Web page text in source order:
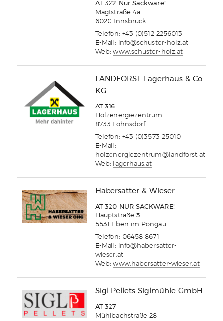
AT 322 Nur Sackware!
Magtstraße 4a
6020 Innsbruck
Telefon: +43 (0)512 2256013
E-Mail: info@schuster-holz.at
Web:www.schuster-holz.at
LANDFORST Lagerhaus & Co.
KG
AT 316
Holzenergiezentrum
8733 Fohnsdorf
Telefon: +43 (0)3573 25010
E-Mail:
holzenergiezentrum@landforst.at
Web:
lagerhaus.at
Habersatter & Wieser
AT 320 NUR SACKWARE!
Hauptstraße 3
5531 Eben im Pongau
Telefon: 06458 8671
E-Mail: info@habersatter-
wieser.at
Web:www.habersatter-wieser.at
Sigl-Pellets Siglmühle GmbH
AT 327
Mühlbachstraße 28